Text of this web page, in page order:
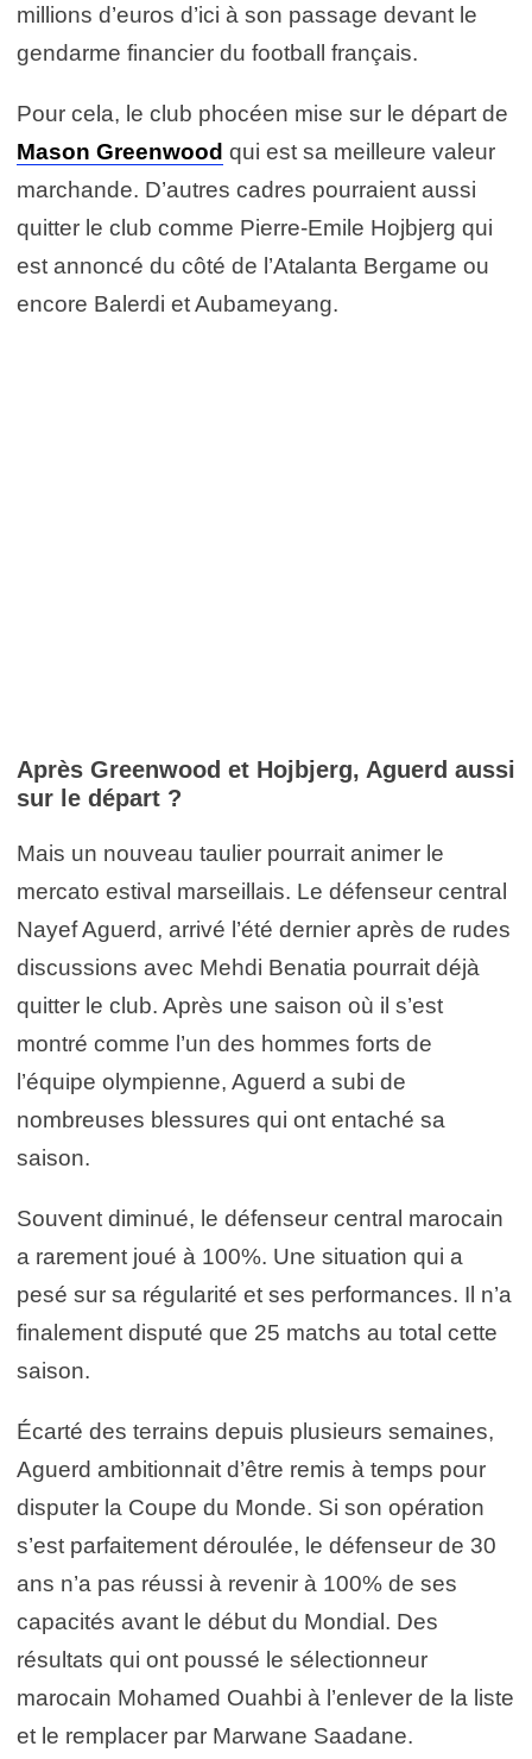
millions d’euros d’ici à son passage devant le
gendarme financier du football français.
Pour cela, le club phocéen mise sur le départ de
Mason Greenwood qui est sa meilleure valeur
marchande. D’autres cadres pourraient aussi
quitter le club comme Pierre-Emile Hojbjerg qui
est annoncé du côté de l’Atalanta Bergame ou
encore Balerdi et Aubameyang.
Après Greenwood et Hojbjerg, Aguerd aussi
sur le départ ?
Mais un nouveau taulier pourrait animer le
mercato estival marseillais. Le défenseur central
Nayef Aguerd, arrivé l’été dernier après de rudes
discussions avec Mehdi Benatia pourrait déjà
quitter le club. Après une saison où il s’est
montré comme l’un des hommes forts de
l’équipe olympienne, Aguerd a subi de
nombreuses blessures qui ont entaché sa
saison.
Souvent diminué, le défenseur central marocain
a rarement joué à 100%. Une situation qui a
pesé sur sa régularité et ses performances. Il n’a
finalement disputé que 25 matchs au total cette
saison.
Écarté des terrains depuis plusieurs semaines,
Aguerd ambitionnait d’être remis à temps pour
disputer la Coupe du Monde. Si son opération
s’est parfaitement déroulée, le défenseur de 30
ans n’a pas réussi à revenir à 100% de ses
capacités avant le début du Mondial. Des
résultats qui ont poussé le sélectionneur
marocain Mohamed Ouahbi à l’enlever de la liste
et le remplacer par Marwane Saadane.